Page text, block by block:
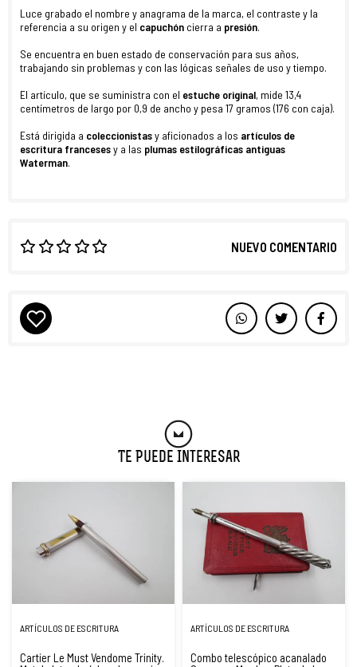
Luce grabado el nombre y anagrama de la marca, el contraste y la
referencia a su origen y el capuchón cierra a presión.
Se encuentra en buen estado de conservación para sus años,
trabajando sin problemas y con las lógicas señales de uso y tiempo.
El artículo, que se suministra con el estuche original, mide 13,4
centímetros de largo por 0,9 de ancho y pesa 17 gramos (176 con caja).
Está dirigida a coleccionistasy aficionados a los artículos de
escritura francesesy a las plumas estilográficas antiguas
Waterman.
NUEVO COMENTARIO
Te Puede Interesar
ARTÍCULOS DE ESCRITURA
Cartier Le Must Vendome Trinity.
ARTÍCULOS DE ESCRITURA
Combo telescópico acanalado